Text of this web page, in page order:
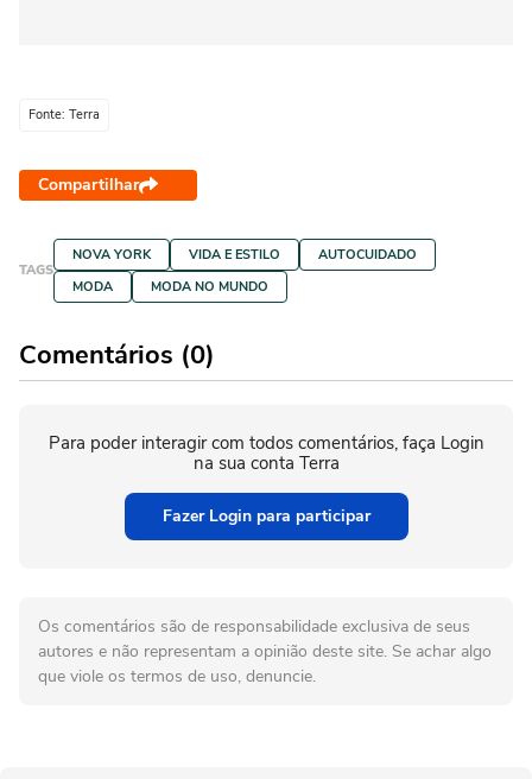
Fonte: Terra
Compartilhar
TAGS
NOVA YORK VIDA E ESTILO
AUTOCUIDADO
MODA
MODA NO MUNDO
Comentários (0)
Para poder interagir com todos comentários, faça Login
na sua conta Terra
Fazer Login para participar
Os comentários são de responsabilidade exclusiva de seus
autores e não representam a opinião deste site. Se achar algo
que viole os termos de uso, denuncie.